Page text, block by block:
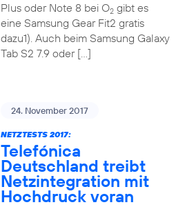
Plus oder Note 8 bei O2gibt es
eine Samsung Gear Fit2 gratis
dazu1). Auch beim Samsung Galaxy
Tab S2 7.9 oder […]
24. November 2017
NETZTESTS 2017:
Telefónica
Deutschland treibt
Netzintegration mit
Hochdruck voran